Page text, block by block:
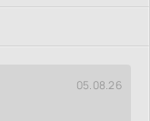
05.08.26